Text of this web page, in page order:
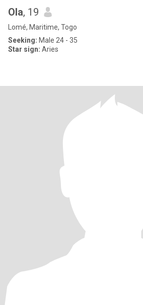
Ola, 19
Lomé, Maritime, Togo
Seeking: Male 24 - 35
Star sign: Aries